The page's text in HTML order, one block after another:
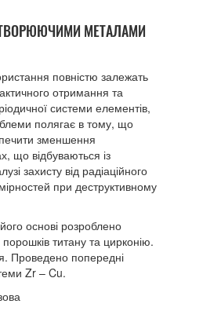
МЕТАЛАМИ
повністю залежать
отримання та
системи елементів,
полягає в тому, що
зменшення
що відбуваються із
захисту від радіаційного
при деструктивному
основі розроблено
титану та цирконію.
Проведено попередні
Zr – Cu.